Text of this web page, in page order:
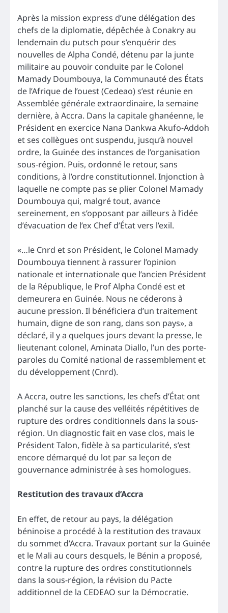
Après la mission express d’une délégation des
chefs de la diplomatie, dépêchée à Conakry au
lendemain du putsch pour s’enquérir des
nouvelles de Alpha Condé, détenu par la junte
militaire au pouvoir conduite par le Colonel
Mamady Doumbouya, la Communauté des États
de l’Afrique de l’ouest (Cedeao) s’est réunie en
Assemblée générale extraordinaire, la semaine
dernière, à Accra. Dans la capitale ghanéenne, le
Président en exercice Nana Dankwa Akufo-Addoh
et ses collègues ont suspendu, jusqu’à nouvel
ordre, la Guinée des instances de l’organisation
sous-région. Puis, ordonné le retour, sans
conditions, à l’ordre constitutionnel. Injonction à
laquelle ne compte pas se plier Colonel Mamady
Doumbouya qui, malgré tout, avance
sereinement, en s’opposant par ailleurs à l’idée
d’évacuation de l’ex Chef d’État vers l’exil.
«…le Cnrd et son Président, le Colonel Mamady
Doumbouya tiennent à rassurer l’opinion
nationale et internationale que l’ancien Président
de la République, le Prof Alpha Condé est et
demeurera en Guinée. Nous ne céderons à
aucune pression. Il bénéficiera d’un traitement
humain, digne de son rang, dans son pays», a
déclaré, il y a quelques jours devant la presse, le
lieutenant colonel, Aminata Diallo, l’un des porte-
paroles du Comité national de rassemblement et
du développement (Cnrd).
A Accra, outre les sanctions, les chefs d’État ont
planché sur la cause des velléités répétitives de
rupture des ordres conditionnels dans la sous-
région. Un diagnostic fait en vase clos, mais le
Président Talon, fidèle à sa particularité, s’est
encore démarqué du lot par sa leçon de
gouvernance administrée à ses homologues.
Restitution des travaux d’Accra
En effet, de retour au pays, la délégation
béninoise a procédé à la restitution des travaux
du sommet d’Accra. Travaux portant sur la Guinée
et le Mali au cours desquels, le Bénin a proposé,
contre la rupture des ordres constitutionnels
dans la sous-région, la révision du Pacte
additionnel de la CEDEAO sur la Démocratie.